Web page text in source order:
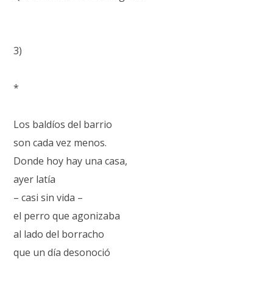
3)
*
Los baldíos del barrio
son cada vez menos.
Donde hoy hay una casa,
ayer latía
– casi sin vida –
el perro que agonizaba
al lado del borracho
que un día desonoció